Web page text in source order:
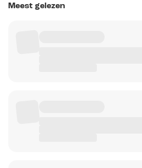
Meest gelezen